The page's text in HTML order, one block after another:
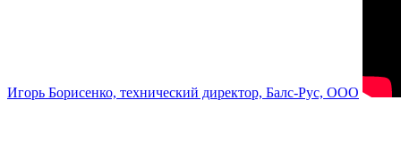
Игорь Борисенко, технический директор, Балс-Рус, ООО